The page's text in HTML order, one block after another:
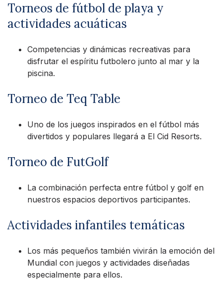
Torneos de fútbol de playa y
actividades acuáticas
Competencias y dinámicas recreativas para
disfrutar el espíritu futbolero junto al mar y la
piscina.
Torneo de Teq Table
Uno de los juegos inspirados en el fútbol más
divertidos y populares llegará a El Cid Resorts.
Torneo de FutGolf
La combinación perfecta entre fútbol y golf en
nuestros espacios deportivos participantes.
Actividades infantiles temáticas
Los más pequeños también vivirán la emoción del
Mundial con juegos y actividades diseñadas
especialmente para ellos.